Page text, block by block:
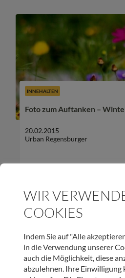
INNEHALTEN
Foto zum Auftanken –
20.02.2015
Urban Regensburger
WIR
COOKIES
Indem Sie auf "Alle
in die Verwendung unserer
auch die Möglichkeit, diese
abzulehnen. Ihre Einwilligung